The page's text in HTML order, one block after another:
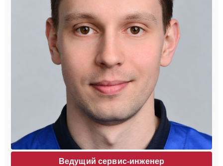
Ведущий сервис-инженер